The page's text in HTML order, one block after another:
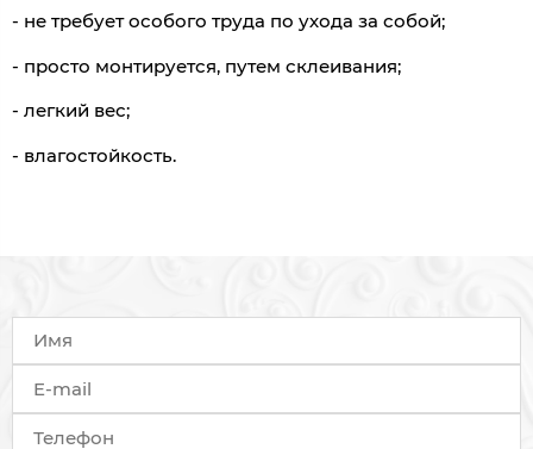
- не требует особого труда по ухода за собой;
- просто монтируется, путем склеивания;
- легкий вес;
- влагостойкость.